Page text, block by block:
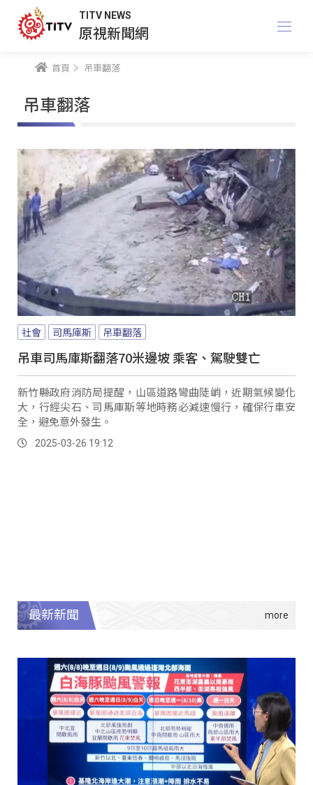
TITV NEWS
原視新聞網
首頁 吊車翻落
吊車翻落
社會 司馬庫斯 吊車翻落
吊車司馬庫斯翻落70米邊坡 乘客、駕駛雙亡
新竹縣政府消防局提醒，山區道路彎曲陡峭，近期氣候變化
大，行經尖石、司馬庫斯等地時務必減速慢行，確保行車安
全，避免意外發生。
2025-03-26 19:12
最新新聞